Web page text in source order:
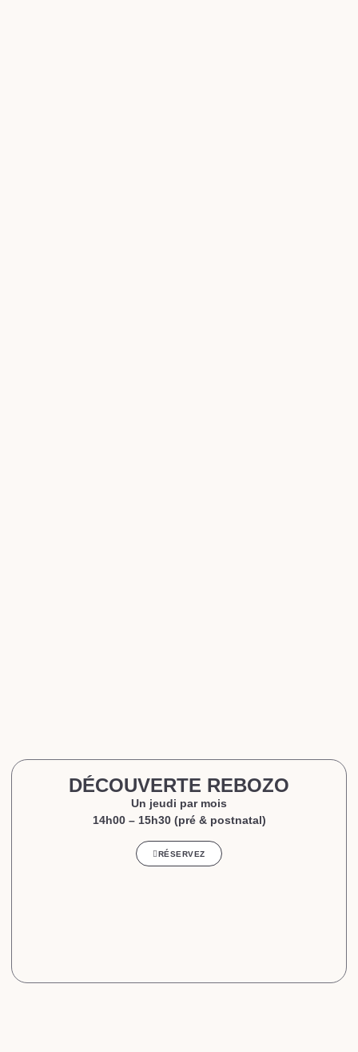
DÉCOUVERTE REBOZO
Un jeudi par mois
14h00 – 15h30 (pré & postnatal)
RÉSERVEZ